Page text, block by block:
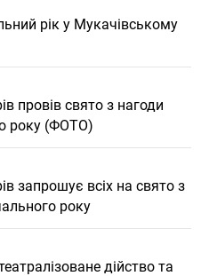
рік у Мукачівському
провів свято з нагоди
року (ФОТО)
запрошує всіх на свято з
року
дійство та